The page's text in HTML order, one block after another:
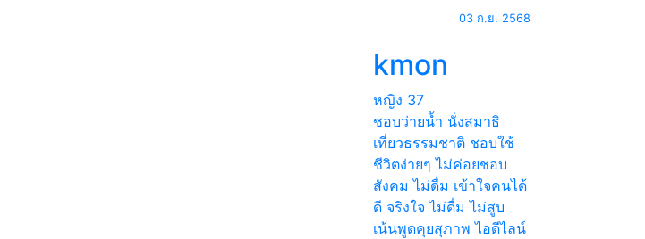
03 ก.ย. 2568
kmon
หญิง 37
ชอบว่ายน้ำ นั่งสมาธิ
เที่ยวธรรมชาติ ชอบใช้
ชีวิตง่ายๆ ไม่ค่อยชอบ
สังคม ไม่ดื่ม เข้าใจคนได้
ดี จริงใจ ไม่ดื่ม ไม่สูบ
เน้นพูดคุยสุภาพ ไอดีไลน์